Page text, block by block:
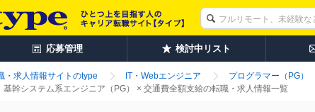
応募管理 検討中リスト
・求人情報サイトのtype IT・Webエンジニア プログラマー（PG）
基幹システム系エンジニア（PG） × 交通費全額支給の転職・求人情報一覧